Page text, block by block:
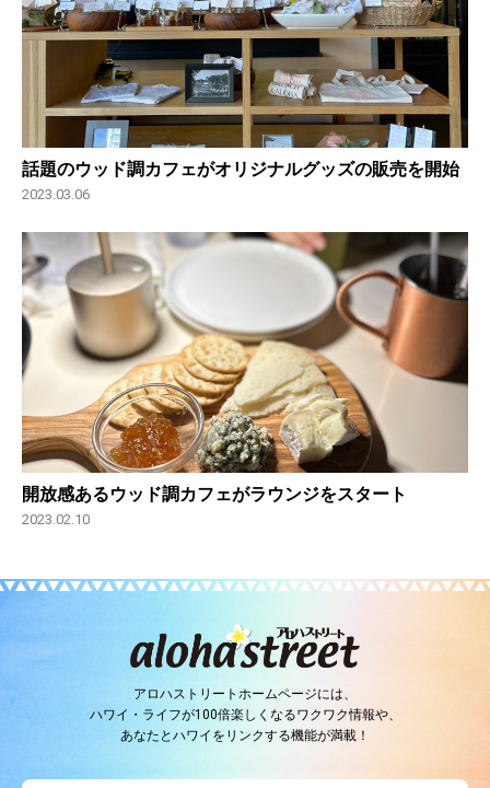
話題のウッド調カフェがオリジナルグッズの販売を開始
2023.03.06
開放感あるウッド調カフェがラウンジをスタート
2023.02.10
アロハストリートホームページには、
ハワイ・ライフが100倍楽しくなるワクワク情報や、
あなたとハワイをリンクする機能が満載！